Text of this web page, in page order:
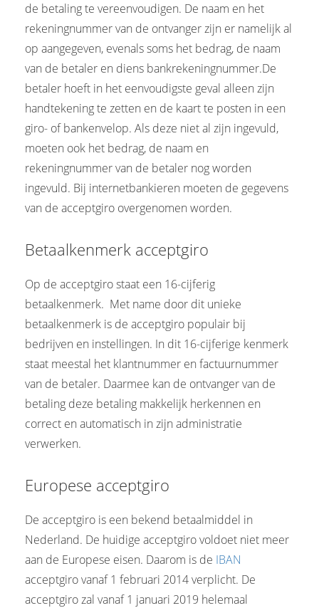
de betaling te vereenvoudigen. De naam en het
rekeningnummer van de ontvanger zijn er namelijk al
op aangegeven, evenals soms het bedrag, de naam
van de betaler en diens bankrekeningnummer.De
betaler hoeft in het eenvoudigste geval alleen zijn
handtekening te zetten en de kaart te posten in een
giro- of bankenvelop. Als deze niet al zijn ingevuld,
moeten ook het bedrag, de naam en
rekeningnummer van de betaler nog worden
ingevuld. Bij internetbankieren moeten de gegevens
van de acceptgiro overgenomen worden.
Betaalkenmerk acceptgiro
Op de acceptgiro staat een 16-cijferig
betaalkenmerk. Met name door dit unieke
betaalkenmerk is de acceptgiro populair bij
bedrijven en instellingen. In dit 16-cijferige kenmerk
staat meestal het klantnummer en factuurnummer
van de betaler. Daarmee kan de ontvanger van de
betaling deze betaling makkelijk herkennen en
correct en automatisch in zijn administratie
verwerken.
Europese acceptgiro
De acceptgiro is een bekend betaalmiddel in
Nederland. De huidige acceptgiro voldoet niet meer
aan de Europese eisen. Daarom is de IBAN
acceptgiro vanaf 1 februari 2014 verplicht. De
acceptgiro zal vanaf 1 januari 2019 helemaal